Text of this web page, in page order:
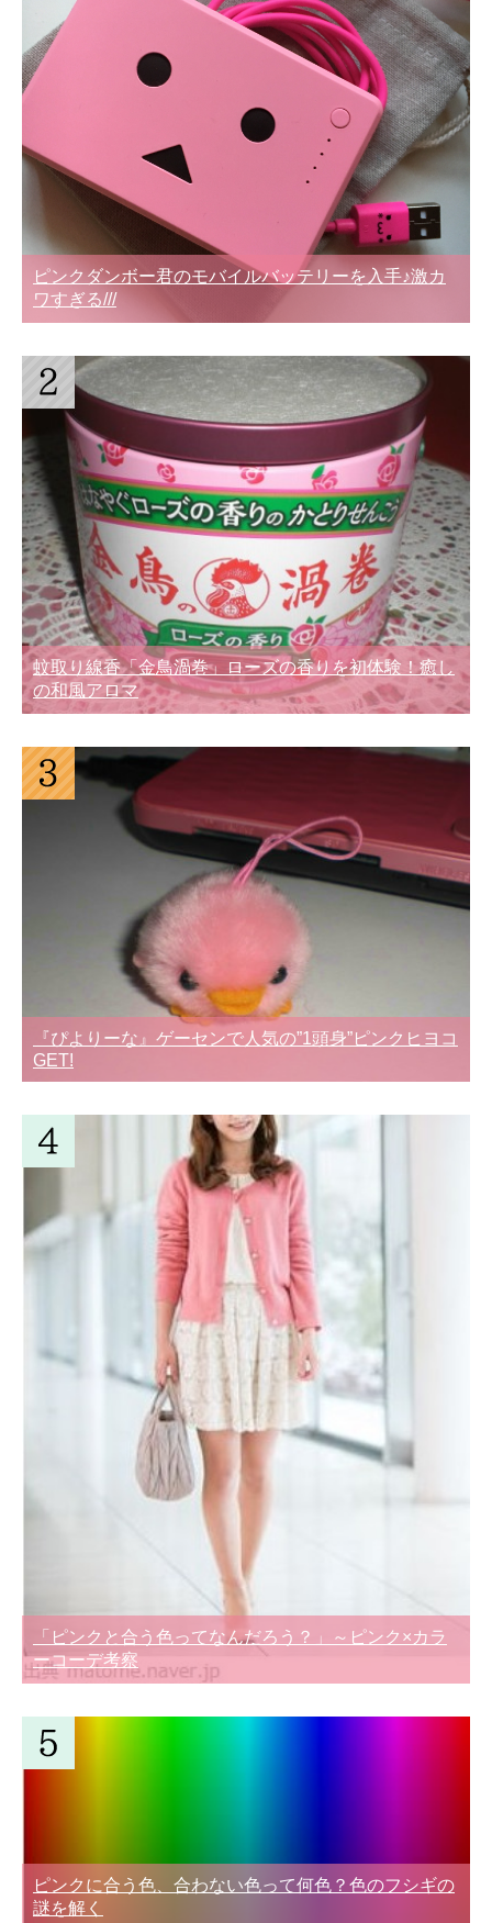
ピンクダンボー君のモバイルバッテリーを入手♪激カ
ワすぎる///
蚊取り線香「金鳥渦巻」ローズの香りを初体験！癒し
の和風アロマ
『ぴよりーな』ゲーセンで人気の”1頭身”ピンクヒヨコ
GET!
「ピンクと合う色ってなんだろう？」～ピンク×カラ
ーコーデ考察
ピンクに合う色、合わない色って何色？色のフシギの
謎を解く